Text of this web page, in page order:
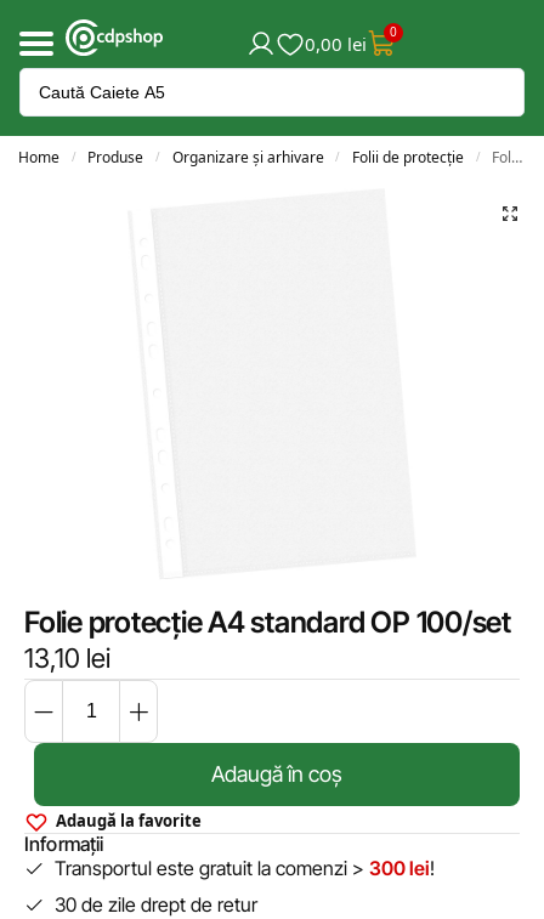
0,00 lei 0
Home / Produse / Organizare și arhivare / Folii de protecție / Folie protecție A4 standard OP 100/set
Folie protecție A4 standard OP 100/set
13,10 lei
Adaugă în coș
Adaugă la favorite
Informații
Transportul este gratuit la comenzi > 300 lei!
30 de zile drept de retur